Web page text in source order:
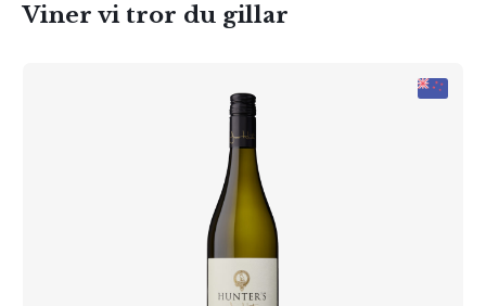
Viner vi tror du gillar